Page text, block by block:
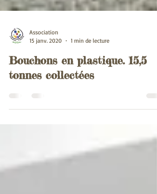
Association
15 janv. 2020
1 min de lecture
Bouchons en plastique. 15,5